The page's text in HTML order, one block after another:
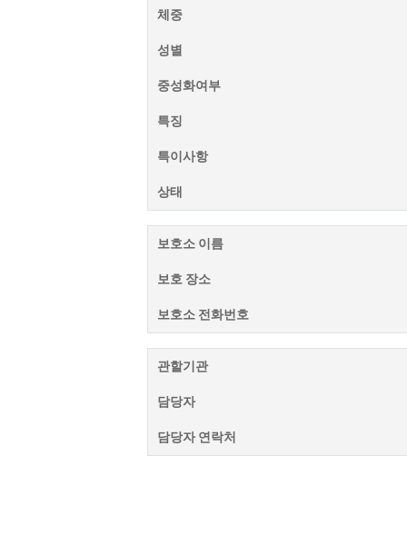
체중
성별
중성화여부
특징
특이사항
상태
보호소 이름
보호 장소
보호소 전화번호
관할기관
담당자
담당자 연락처